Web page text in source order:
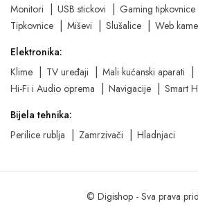
Monitori
USB stickovi Gaming tipkovnice
Tipkovnice
Miševi Slušalice Web
Elektronika:
Klime
TV uređaji Mali kućanski aparati
Hi-Fi i Audio oprema
Navigacije
Smart
Bijela tehnika:
Perilice rublja
Zamrzivači Hladnjaci
© Digishop - Sva prava